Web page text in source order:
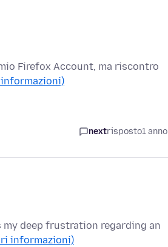
Firefox Account, ma riscontro
nextrisposto1
deep frustration regarding an
informazioni)